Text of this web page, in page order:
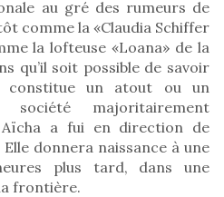
au gré des rumeurs de
comme la «Claudia Schiffer
la lofteuse «Loana» de la
qu’il soit possible de savoir
constitue un atout ou un
majoritairement
Aïcha a fui en direction de
Elle donnera naissance à une
plus tard, dans une
frontière.